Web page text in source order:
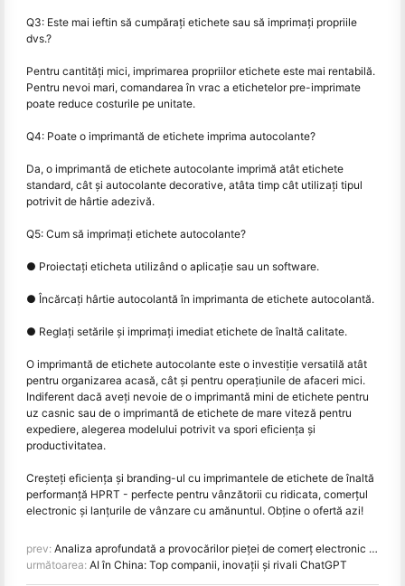
Q3: Este mai ieftin să cumpărați etichete sau să imprimați propriile
dvs.?
Pentru cantități mici, imprimarea propriilor etichete este mai rentabilă.
Pentru nevoi mari, comandarea în vrac a etichetelor pre-imprimate
poate reduce costurile pe unitate.
Q4: Poate o imprimantă de etichete imprima autocolante?
Da, o imprimantă de etichete autocolante imprimă atât etichete
standard, cât și autocolante decorative, atâta timp cât utilizați tipul
potrivit de hârtie adezivă.
Q5: Cum să imprimați etichete autocolante?
● Proiectați eticheta utilizând o aplicație sau un software.
● Încărcați hârtie autocolantă în imprimanta de etichete autocolantă.
● Reglați setările și imprimați imediat etichete de înaltă calitate.
O imprimantă de etichete autocolante este o investiție versatilă atât
pentru organizarea acasă, cât și pentru operațiunile de afaceri mici.
Indiferent dacă aveți nevoie de o imprimantă mini de etichete pentru
uz casnic sau de o imprimantă de etichete de mare viteză pentru
expediere, alegerea modelului potrivit va spori eficiența și
productivitatea.
Creșteți eficiența și branding-ul cu imprimantele de etichete de înaltă
performanță HPRT - perfecte pentru vânzătorii cu ridicata, comerțul
electronic și lanțurile de vânzare cu amănuntul. Obţine o ofertă azi!
prev: Analiza aprofundată a provocărilor pieței de comerț electronic din Orientul Mijlociu și logistică în 2025
următoarea: AI în China: Top companii, inovații și rivali ChatGPT